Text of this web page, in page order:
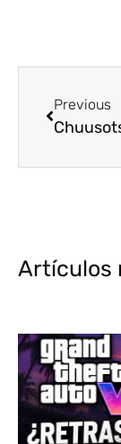
Previous
Artículos